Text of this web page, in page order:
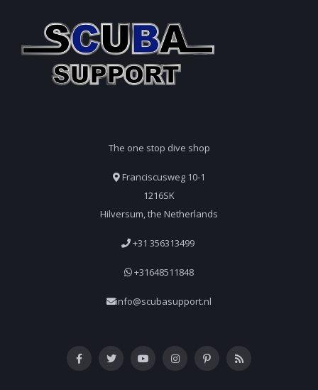
The one stop dive shop
Franciscusweg 10-1
1216SK
Hilversum, the Netherlands
+31 356313499
+31648511848
info@scubasupport.nl